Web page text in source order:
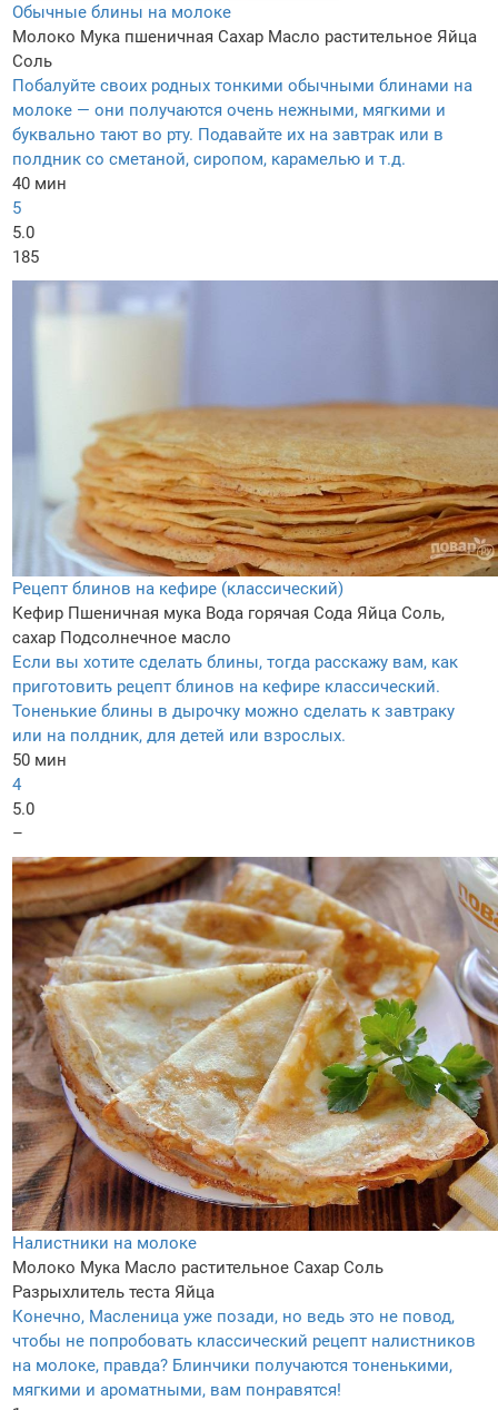
Обычные блины на молоке
Молоко Мука пшеничная Сахар Масло растительное Яйца
Соль
Побалуйте своих родных тонкими обычными блинами на
молоке — они получаются очень нежными, мягкими и
буквально тают во рту. Подавайте их на завтрак или в
полдник со сметаной, сиропом, карамелью и т.д.
40 мин
5
5.0
185
Рецепт блинов на кефире (классический)
Кефир Пшеничная мука Вода горячая Сода Яйца Соль,
сахар Подсолнечное масло
Если вы хотите сделать блины, тогда расскажу вам, как
приготовить рецепт блинов на кефире классический.
Тоненькие блины в дырочку можно сделать к завтраку
или на полдник, для детей или взрослых.
50 мин
4
5.0
–
Налистники на молоке
Молоко Мука Масло растительное Сахар Соль
Разрыхлитель теста Яйца
Конечно, Масленица уже позади, но ведь это не повод,
чтобы не попробовать классический рецепт налистников
на молоке, правда? Блинчики получаются тоненькими,
мягкими и ароматными, вам понравятся!